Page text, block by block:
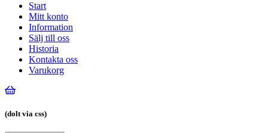
Start
Mitt konto
Information
Sälj till oss
Historia
Kontakta oss
Varukorg
(dolt via css)